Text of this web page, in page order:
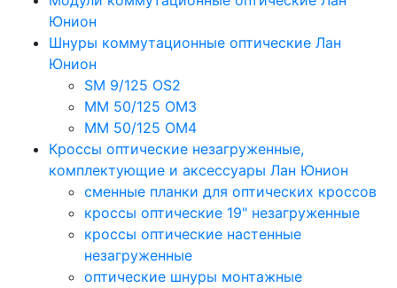
Юнион
Шнуры коммутационные оптические Лан
Юнион
SM 9/125 OS2
MM 50/125 OM3
MM 50/125 OM4
Кроссы оптические незагруженные,
комплектующие и аксессуары Лан Юнион
сменные планки для оптических кроссов
кроссы оптические 19" незагруженные
кроссы оптические настенные
незагруженные
оптические шнуры монтажные